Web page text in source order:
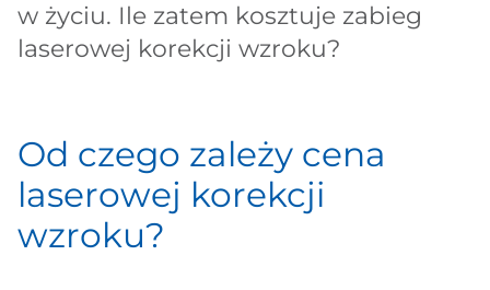
w życiu. Ile zatem kosztuje zabieg
laserowej korekcji wzroku?
Od czego zależy cena
laserowej korekcji
wzroku?